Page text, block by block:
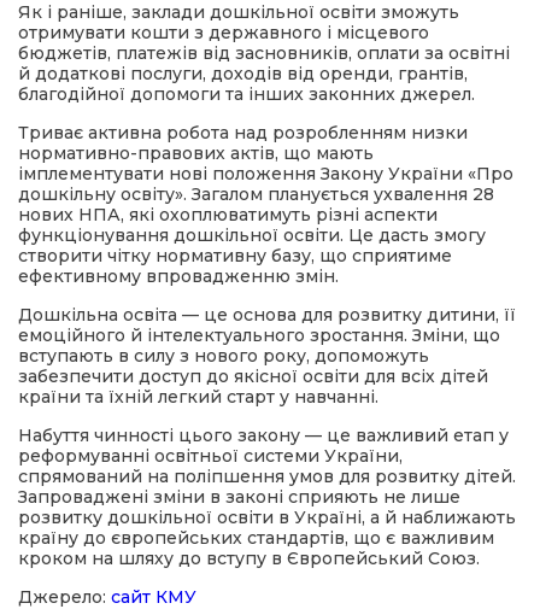
Як і раніше, заклади дошкільної освіти зможуть
отримувати кошти з державного і місцевого
бюджетів, платежів від засновників, оплати за освітні
й додаткові послуги, доходів від оренди, грантів,
благодійної допомоги та інших законних джерел.
Триває активна робота над розробленням низки
нормативно-правових актів, що мають
імплементувати нові положення Закону України «Про
дошкільну освіту». Загалом планується ухвалення 28
нових НПА, які охоплюватимуть різні аспекти
функціонування дошкільної освіти. Це дасть змогу
створити чітку нормативну базу, що сприятиме
ефективному впровадженню змін.
Дошкільна освіта — це основа для розвитку дитини, її
емоційного й інтелектуального зростання. Зміни, що
вступають в силу з нового року, допоможуть
забезпечити доступ до якісної освіти для всіх дітей
країни та їхній легкий старт у навчанні.
Набуття чинності цього закону — це важливий етап у
реформуванні освітньої системи України,
спрямований на поліпшення умов для розвитку дітей.
Запроваджені зміни в законі сприяють не лише
розвитку дошкільної освіти в Україні, а й наближають
країну до європейських стандартів, що є важливим
кроком на шляху до вступу в Європейський Союз.
Джерело: сайт КМУ